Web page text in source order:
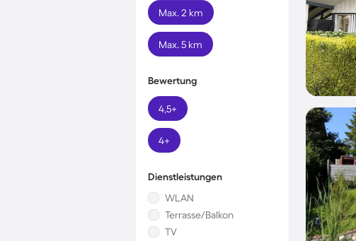
Max. 2 km
Max. 5 km
Bewertung
4,5+
4+
Dienstleistungen
WLAN
Terrasse/Balkon
TV